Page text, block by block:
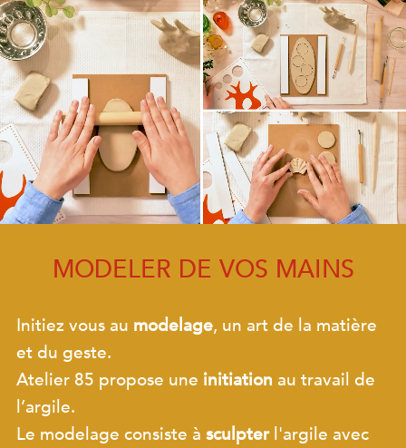
MODELER DE VOS MAINS
Initiez vous au modelage, un art de la matière
et du geste.
Atelier 85 propose une initiation au travail de
l’argile.
Le modelage consiste à sculpterl'argile avec